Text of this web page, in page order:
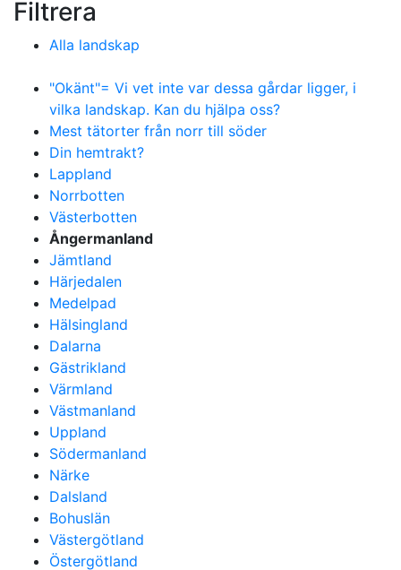
Filtrera
Alla landskap
"Okänt"= Vi vet inte var dessa gårdar ligger, i
vilka landskap. Kan du hjälpa oss?
Mest tätorter från norr till söder
Din hemtrakt?
Lappland
Norrbotten
Västerbotten
Ångermanland
Jämtland
Härjedalen
Medelpad
Hälsingland
Dalarna
Gästrikland
Värmland
Västmanland
Uppland
Södermanland
Närke
Dalsland
Bohuslän
Västergötland
Östergötland